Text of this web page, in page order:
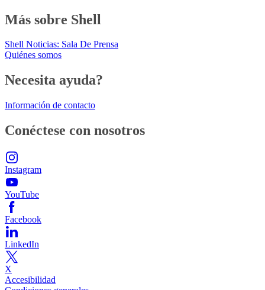
Más sobre Shell
Shell Noticias: Sala De Prensa
Quiénes somos
Necesita ayuda?
Información de contacto
Conéctese con nosotros
Instagram
YouTube
Facebook
LinkedIn
X
Accesibilidad